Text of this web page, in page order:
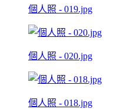
個人照 - 019.jpg
個人照 - 020.jpg
個人照 - 018.jpg